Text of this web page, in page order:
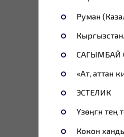
Руман
Кыргызстан.
САГЫМБАЙ
«Ат, аттан
ЭСТЕЛИК
Үзөңгүнү
Кокон